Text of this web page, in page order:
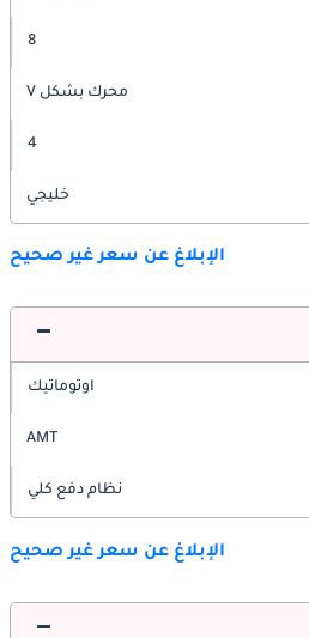
8
محرك بشكل V
4
خليجي
الإبلاغ عن سعر غير صحيح
اوتوماتيك
AMT
نظام دفع كلي
الإبلاغ عن سعر غير صحيح